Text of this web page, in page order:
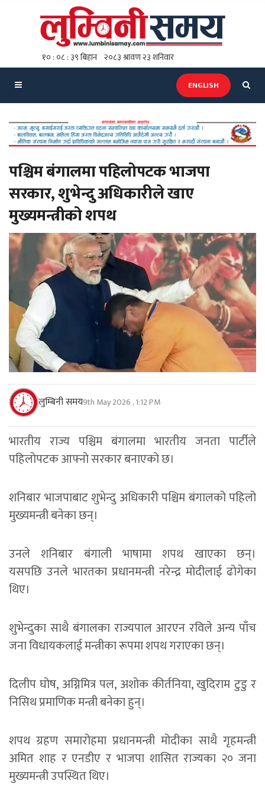
ENGLISH
पश्चिम बंगालमा पहिलोपटक भाजपा
सरकार, शुभेन्दु अधिकारीले खाए
मुख्यमन्त्रीको शपथ
लुम्बिनी समय9th May 2026 , 1:12 PM
भारतीय राज्य पश्चिम बंगालमा भारतीय जनता पार्टीले
पहिलोपटक आफ्नो सरकार बनाएको छ।
शनिबार भाजपाबाट शुभेन्दु अधिकारी पश्चिम बंगालको पहिलो
मुख्यमन्त्री बनेका छन्।
उनले शनिबार बंगाली भाषामा शपथ खाएका छन्।
यसपछि उनले भारतका प्रधानमन्त्री नरेन्द्र मोदीलाई ढोगेका
थिए।
शुभेन्दुका साथै बंगालका राज्यपाल आरएन रविले अन्य पाँच
जना विधायकलाई मन्त्रीका रूपमा शपथ गराएका छन्।
दिलीप घोष, अग्निमित्र पल, अशोक कीर्तनिया, खुदिराम टुडु र
निसिथ प्रमाणिक मन्त्री बनेका हुन्।
शपथ ग्रहण समारोहमा प्रधानमन्त्री मोदीका साथै गृहमन्त्री
अमित शाह र एनडीए र भाजपा शासित राज्यका २० जना
मुख्यमन्त्री उपस्थित थिए।